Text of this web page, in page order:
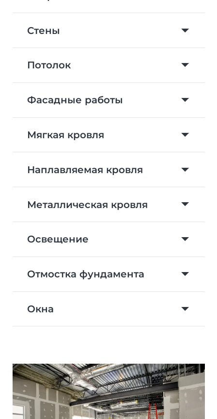
Стены
Потолок
Фасадные работы
Мягкая кровля
Наплавляемая кровля
Металлическая кровля
Освещение
Отмостка фундамента
Окна